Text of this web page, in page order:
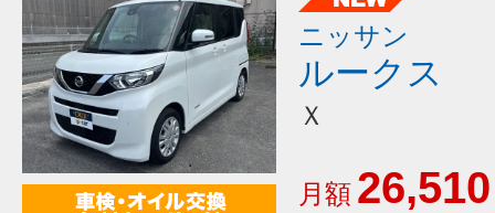
ニッサン
ルークス
Ｘ
月額 26,510